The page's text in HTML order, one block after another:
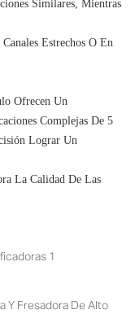
Similares, Mientras
Estrechos O En
Ofrecen Un
Complejas De 5
Lograr Un
La Calidad De Las
1
Y Fresadora De Alto